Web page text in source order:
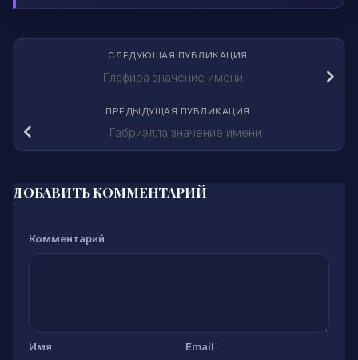
СЛЕДУЮЩАЯ ПУБЛИКАЦИЯ
Глафира значение имени
ПРЕДЫДУЩАЯ ПУБЛИКАЦИЯ
Габриэлла значение имени
ДОБАВИТЬ КОММЕНТАРИЙ
Комментарий
Имя Email